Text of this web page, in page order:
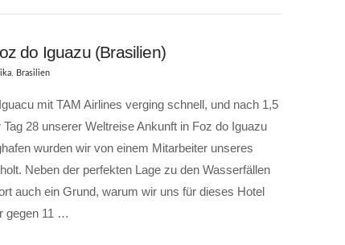
do Iguazu (Brasilien)
, Brasilien
mit TAM Airlines verging schnell, und nach 1,5
28 unserer Weltreise Ankunft in Foz do Iguazu
wurden wir von einem Mitarbeiter unseres
Neben der perfekten Lage zu den Wasserfällen
auch ein Grund, warum wir uns für dieses Hotel
gegen 11 …